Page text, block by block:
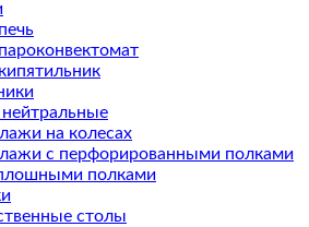
на колесах
с перфорированными полками
полками
столы